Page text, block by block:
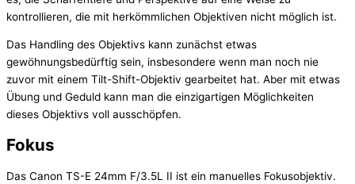
kontrollieren, die mit herkömmlichen Objektiven nicht möglich ist.
Das Handling des Objektivs kann zunächst etwas
gewöhnungsbedürftig sein, insbesondere wenn man noch nie
zuvor mit einem Tilt-Shift-Objektiv gearbeitet hat. Aber mit etwas
Übung und Geduld kann man die einzigartigen Möglichkeiten
dieses Objektivs voll ausschöpfen.
Fokus
Das Canon TS-E 24mm F/3.5L II ist ein manuelles Fokusobjektiv.